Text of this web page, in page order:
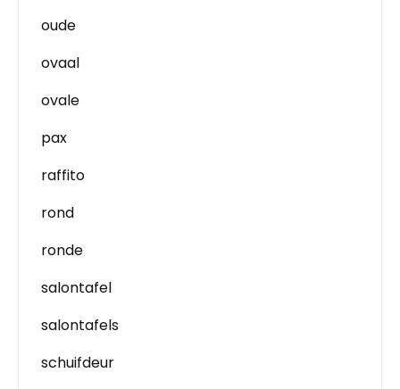
oude
ovaal
ovale
pax
raffito
rond
ronde
salontafel
salontafels
schuifdeur